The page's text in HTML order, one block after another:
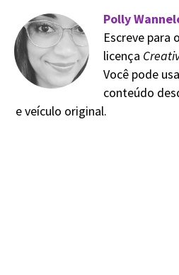
Polly
Escreve para
licença
Você pode
conteúdo
e veículo original.